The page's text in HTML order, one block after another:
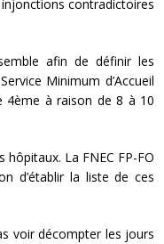
contradictoires
afin de définir les
Minimum d’Accueil
4ème à raison de 8 à 10
La FNEC FP-FO
d’établir la liste de ces
voir décompter les jours